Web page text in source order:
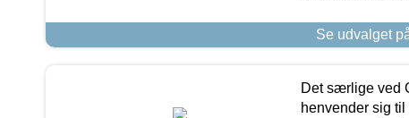
Se udvalget
Det særlige ved
henvender sig